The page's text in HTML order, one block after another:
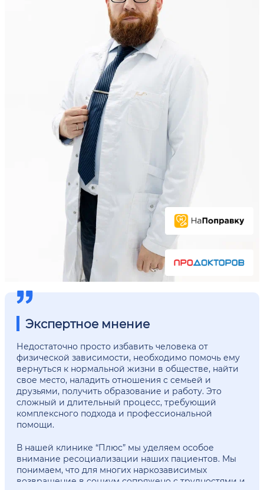
Экспертное мнение
Недостаточно просто избавить человека от
физической зависимости, необходимо помочь ему
вернуться к нормальной жизни в обществе, найти
свое место, наладить отношения с семьей и
друзьями, получить образование и работу. Это
сложный и длительный процесс, требующий
комплексного подхода и профессиональной
помощи.
В нашей клинике “Плюс” мы уделяем особое
внимание ресоциализации наших пациентов. Мы
понимаем, что для многих наркозависимых
возвращение в социум сопряжено с трудностями и